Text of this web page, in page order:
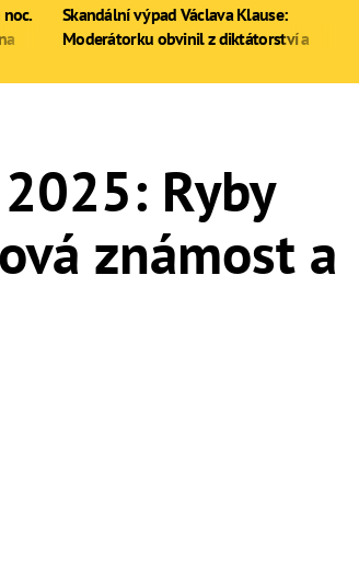
Ryby
známost a
Skandální výpad Václava Klause:
Moderátorku obvinil z diktátorství a